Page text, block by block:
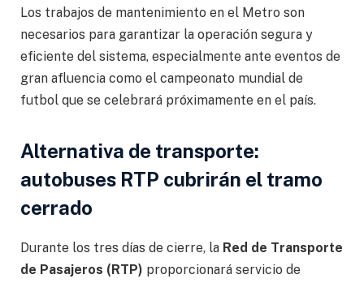
Los trabajos de mantenimiento en el Metro son
necesarios para garantizar la operación segura y
eficiente del sistema, especialmente ante eventos de
gran afluencia como el campeonato mundial de
futbol que se celebrará próximamente en el país.
Alternativa de transporte:
autobuses RTP cubrirán el tramo
cerrado
Durante los tres días de cierre, la Red de Transporte
de Pasajeros (RTP) proporcionará servicio de